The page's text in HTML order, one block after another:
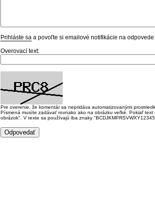
Prihláste sa a povoľte si emailové notifikácie na
Overovací text:
Pre overenie, že komentár sa nepridáva automatizovanými
Písmená musíte zadávať rovnako ako na obrázku veľké. Pokiaľ
obrázok". V texte sa používajú iba znaky